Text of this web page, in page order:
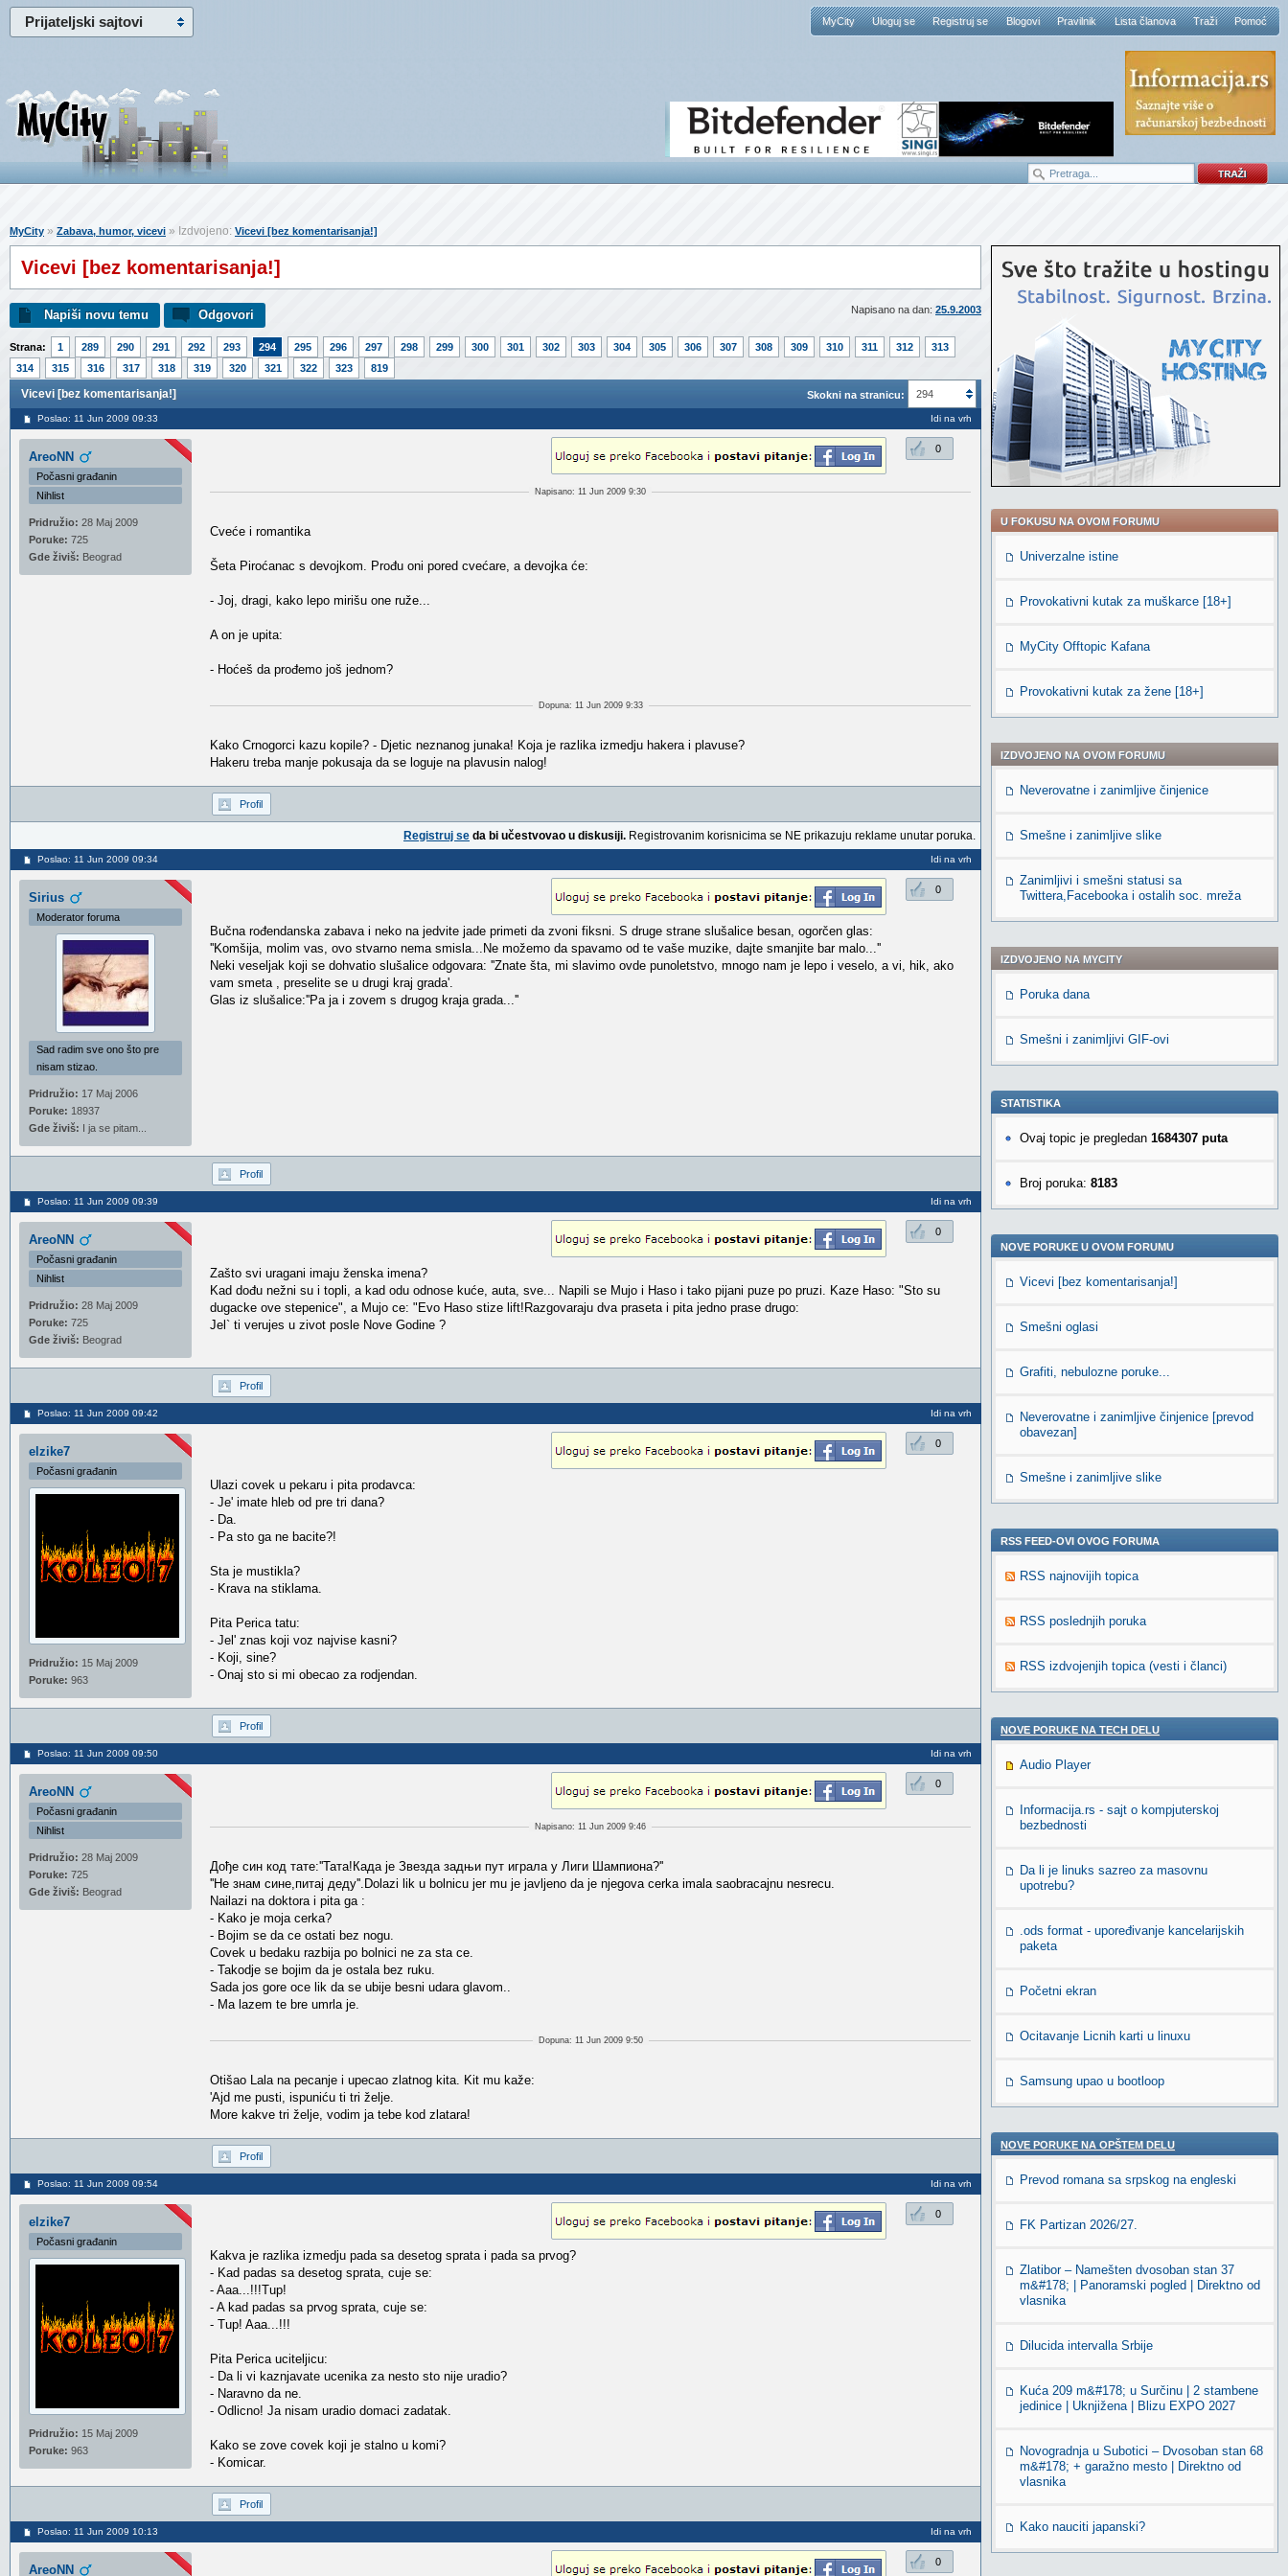
Prijateljski sajtovi MyCity Uloguj se Registruj se Blogovi Pravilnik Lista članova Traži Pomoć
MyCity » Zabava, humor, vicevi » Izdvojeno: Vicevi [bez komentarisanja!]
Vicevi [bez komentarisanja!]
Napisano na dan: 25.9.2003
Napiši novu temu Odgovori
Strana: 1 289 290 291 292 293 294 295 296 297 298 299 300 301 302 303 304 305 306 307 308 309 310 311 312
313
314
315 316 317 318 319 320 321 322 323 819
Skokni na stranicu: 294
Vicevi [bez komentarisanja!]
Poslao: 11 Jun 2009 09:33 Idi na vrh
AreoNN
Počasni građanin
Nihlist
Pridružio: 28 Maj 2009
Poruke: 725
Gde živiš: Beograd
0
Napisano: 11 Jun 2009 9:30
Cveće i romantika
Šeta Piroćanac s devojkom. Prođu oni pored cvećare, a devojka će:
- Joj, dragi, kako lepo mirišu one ruže...
A on je upita:
- Hoćeš da prođemo još jednom?
Dopuna: 11 Jun 2009 9:33
Kako Crnogorci kazu kopile? - Djetic neznanog junaka! Koja je razlika izmedju hakera i plavuse?
Hakeru treba manje pokusaja da se loguje na plavusin nalog!
Profil
Registruj se da bi učestvovao u diskusiji. Registrovanim korisnicima se NE prikazuju reklame unutar poruka.
Poslao: 11 Jun 2009 09:34 Idi na vrh
Sirius
Moderator foruma
Sad radim sve ono što pre
nisam stizao.
Pridružio: 17 Maj 2006
Poruke: 18937
Gde živiš: I ja se pitam...
0
Bučna rođendanska zabava i neko na jedvite jade primeti da zvoni fiksni. S druge strane slušalice besan, ogorčen glas:
''Komšija, molim vas, ovo stvarno nema smisla...Ne možemo da spavamo od te vaše muzike, dajte smanjite bar malo...''
Neki veseljak koji se dohvatio slušalice odgovara: ''Znate šta, mi slavimo ovde punoletstvo, mnogo nam je lepo i veselo, a vi, hik, ako
vam smeta , preselite se u drugi kraj grada'.
Glas iz slušalice:''Pa ja i zovem s drugog kraja grada...''
Profil
Poslao: 11 Jun 2009 09:39 Idi na vrh
AreoNN
Počasni građanin
Nihlist
Pridružio: 28 Maj 2009
Poruke: 725
Gde živiš: Beograd
0
Zašto svi uragani imaju ženska imena?
Kad dođu nežni su i topli, a kad odu odnose kuće, auta, sve... Napili se Mujo i Haso i tako pijani puze po pruzi. Kaze Haso: "Sto su
dugacke ove stepenice", a Mujo ce: "Evo Haso stize lift!Razgovaraju dva praseta i pita jedno prase drugo:
Jel` ti verujes u zivot posle Nove Godine ?
Profil
Poslao: 11 Jun 2009 09:42 Idi na vrh
elzike7
Počasni građanin
Pridružio: 15 Maj 2009
Poruke: 963
0
Ulazi covek u pekaru i pita prodavca:
- Je' imate hleb od pre tri dana?
- Da.
- Pa sto ga ne bacite?!
Sta je mustikla?
- Krava na stiklama.
Pita Perica tatu:
- Jel' znas koji voz najvise kasni?
- Koji, sine?
- Onaj sto si mi obecao za rodjendan.
Profil
Poslao: 11 Jun 2009 09:50 Idi na vrh
AreoNN
Počasni građanin
Nihlist
Pridružio: 28 Maj 2009
Poruke: 725
Gde živiš: Beograd
0
Napisano: 11 Jun 2009 9:46
Дође син код тате:''Тата!Када је Звезда задњи пут играла у Лиги Шампиона?''
''Не знам сине,питај деду''.Dolazi lik u bolnicu jer mu je javljeno da je njegova cerka imala saobracajnu nesrecu.
Nailazi na doktora i pita ga :
- Kako je moja cerka?
- Bojim se da ce ostati bez nogu.
Covek u bedaku razbija po bolnici ne za sta ce.
- Takodje se bojim da je ostala bez ruku.
Sada jos gore oce lik da se ubije besni udara glavom..
- Ma lazem te bre umrla je.
Dopuna: 11 Jun 2009 9:50
Otišao Lala na pecanje i upecao zlatnog kita. Kit mu kaže:
'Ajd me pusti, ispuniću ti tri želje.
More kakve tri želje, vodim ja tebe kod zlatara!
Profil
Poslao: 11 Jun 2009 09:54 Idi na vrh
elzike7
Počasni građanin
Pridružio: 15 Maj 2009
Poruke: 963
0
Kakva je razlika izmedju pada sa desetog sprata i pada sa prvog?
- Kad padas sa desetog sprata, cuje se:
- Aaa...!!!Tup!
- A kad padas sa prvog sprata, cuje se:
- Tup! Aaa...!!!
Pita Perica uciteljicu:
- Da li vi kaznjavate ucenika za nesto sto nije uradio?
- Naravno da ne.
- Odlicno! Ja nisam uradio domaci zadatak.
Kako se zove covek koji je stalno u komi?
- Komicar.
Profil
Poslao: 11 Jun 2009 10:13 Idi na vrh
AreoNN
0
U FOKUSU NA OVOM FORUMU
Univerzalne istine
Provokativni kutak za muškarce [18+]
MyCity Offtopic Kafana
Provokativni kutak za žene [18+]
IZDVOJENO NA OVOM FORUMU
Neverovatne i zanimljive činjenice
Smešne i zanimljive slike
Zanimljivi i smešni statusi sa
Twittera,Facebooka i ostalih soc. mreža
IZDVOJENO NA MYCITY
Poruka dana
Smešni i zanimljivi GIF-ovi
STATISTIKA
Ovaj topic je pregledan 1684307 puta
Broj poruka: 8183
NOVE PORUKE U OVOM FORUMU
Vicevi [bez komentarisanja!]
Smešni oglasi
Grafiti, nebulozne poruke...
Neverovatne i zanimljive činjenice [prevod
obavezan]
Smešne i zanimljive slike
RSS FEED-OVI OVOG FORUMA
RSS najnovijih topica
RSS poslednjih poruka
RSS izdvojenjih topica (vesti i članci)
NOVE PORUKE NA TECH DELU
Audio Player
Informacija.rs - sajt o kompjuterskoj
bezbednosti
Da li je linuks sazreo za masovnu
upotrebu?
.ods format - upoređivanje kancelarijskih
paketa
Početni ekran
Ocitavanje Licnih karti u linuxu
Samsung upao u bootloop
NOVE PORUKE NA OPŠTEM DELU
Prevod romana sa srpskog na engleski
FK Partizan 2026/27.
Zlatibor – Namešten dvosoban stan 37
m&#178; | Panoramski pogled | Direktno od
vlasnika
Dilucida intervalla Srbije
Kuća 209 m&#178; u Surčinu | 2 stambene
jedinice | Uknjižena | Blizu EXPO 2027
Novogradnja u Subotici – Dvosoban stan 68
m&#178; + garažno mesto | Direktno od
vlasnika
Kako nauciti japanski?